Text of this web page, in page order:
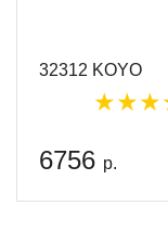
32312 KOYO
6756 р.